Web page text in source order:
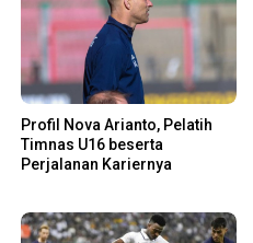
Profil Nova Arianto, Pelatih
Timnas U16 beserta
Perjalanan Kariernya